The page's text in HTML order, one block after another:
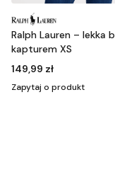
Lauren – lekka bluza z
XS
zł
o produkt